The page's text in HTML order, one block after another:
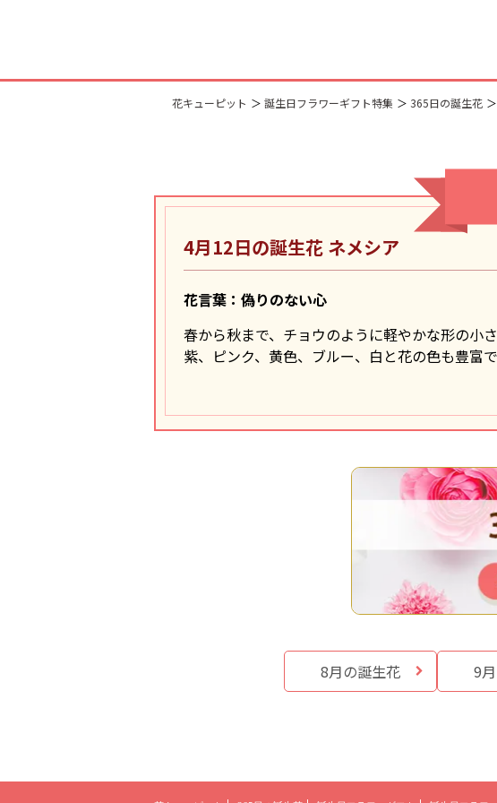
花キューピット 誕生日フラワーギフト特集 365日の誕生花
4月12日の誕生花 ネメシア
花言葉：偽りのない心
春から秋まで、チョウのように軽やかな形の小
紫、ピンク、黄色、ブルー、白と花の色も豊富で
8月の誕生花 9